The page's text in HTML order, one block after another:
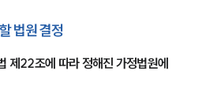
법원 결정
제22조에 따라 정해진 가정법원에